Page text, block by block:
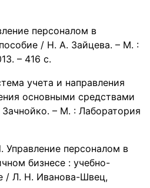
персоналом в
/ Н. А. Зайцева. – М. :
– 416 с.
учета и направления
основными средствами
– М. : Лаборатория
персоналом в
бизнесе : учебно-
/ Л. Н. Иванова-Швец,